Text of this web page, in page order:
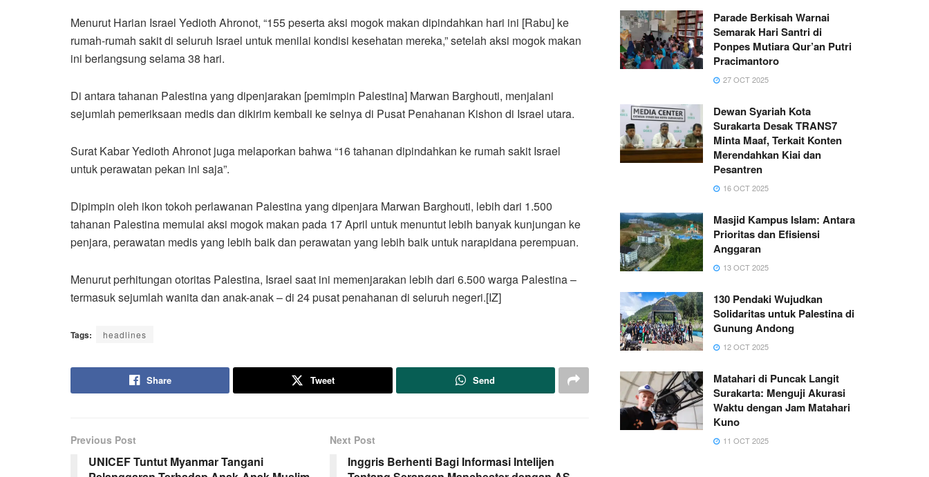
Menurut Harian Israel Yedioth Ahronot, “155 peserta aksi mogok makan dipindahkan hari ini [Rabu] ke
rumah-rumah sakit di seluruh Israel untuk menilai kondisi kesehatan mereka,” setelah aksi mogok makan
ini berlangsung selama 38 hari.
Di antara tahanan Palestina yang dipenjarakan [pemimpin Palestina] Marwan Barghouti, menjalani
sejumlah pemeriksaan medis dan dikirim kembali ke selnya di Pusat Penahanan Kishon di Israel utara.
Surat Kabar Yedioth Ahronot juga melaporkan bahwa “16 tahanan dipindahkan ke rumah sakit Israel
untuk perawatan pekan ini saja”.
Dipimpin oleh ikon tokoh perlawanan Palestina yang dipenjara Marwan Barghouti, lebih dari 1.500
tahanan Palestina memulai aksi mogok makan pada 17 April untuk menuntut lebih banyak kunjungan ke
penjara, perawatan medis yang lebih baik dan perawatan yang lebih baik untuk narapidana perempuan.
Menurut perhitungan otoritas Palestina, Israel saat ini memenjarakan lebih dari 6.500 warga Palestina –
termasuk sejumlah wanita dan anak-anak – di 24 pusat penahanan di seluruh negeri.[IZ]
Tags: headlines
Share Tweet Send
Previous Post
UNICEF Tuntut Myanmar Tangani
Next Post
Inggris Berhenti Bagi Informasi Intelijen
Parade Berkisah Warnai
Semarak Hari Santri di
Ponpes Mutiara Qur’an Putri
Pracimantoro
27 OCT 2025
Dewan Syariah Kota
Surakarta Desak TRANS7
Minta Maaf, Terkait Konten
Merendahkan Kiai dan
Pesantren
16 OCT 2025
Masjid Kampus Islam: Antara
Prioritas dan Efisiensi
Anggaran
13 OCT 2025
130 Pendaki Wujudkan
Solidaritas untuk Palestina di
Gunung Andong
12 OCT 2025
Matahari di Puncak Langit
Surakarta: Menguji Akurasi
Waktu dengan Jam Matahari
Kuno
11 OCT 2025